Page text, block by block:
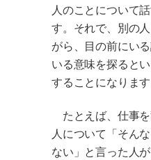
人のことについて
す。それで、別の
がら、目の前にい
いる意味を探ると
することになります
たとえば、仕事を
人について「そん
ない」と言った人